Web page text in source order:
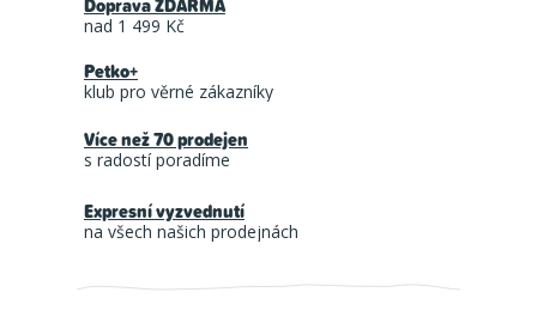
nad 1 499 Kč
Petko+
klub pro věrné zákazníky
Více než 70 prodejen
s radostí poradíme
Expresní vyzvednutí
na všech našich prodejnách